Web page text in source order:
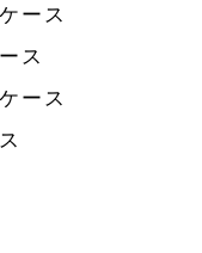
ース
ス
ース